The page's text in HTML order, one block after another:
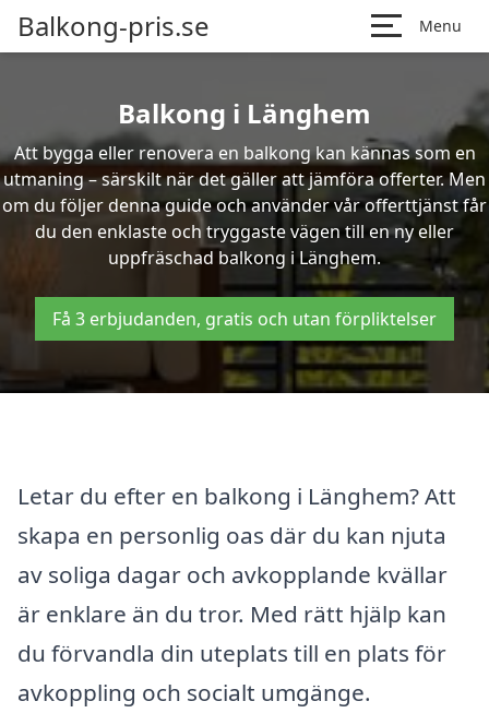
Balkong-pris.se Menu
Balkong i Länghem
Att bygga eller renovera en balkong kan kännas som en
utmaning – särskilt när det gäller att jämföra offerter. Men
om du följer denna guide och använder vår offerttjänst får
du den enklaste och tryggaste vägen till en ny eller
uppfräschad balkong i Länghem.
Få 3 erbjudanden, gratis och utan förpliktelser
Letar du efter en balkong i Länghem? Att
skapa en personlig oas där du kan njuta
av soliga dagar och avkopplande kvällar
är enklare än du tror. Med rätt hjälp kan
du förvandla din uteplats till en plats för
avkoppling och socialt umgänge.